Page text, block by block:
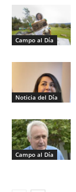
Campo al Día
Noticia del Día
Campo al Día